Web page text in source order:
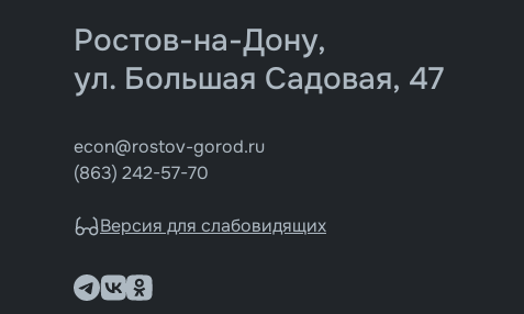
Ростов-на-Дону,
ул. Большая Садовая, 47
econ@rostov-gorod.ru
(863) 242-57-70
Версия для слабовидящих